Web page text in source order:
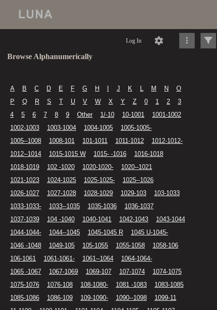
Log In
Browse Alphanumerically
A B C D E F G H J K L M N
O
P
Q R S T U V W X Y Z 0 1 2
3
4
5 6 7 8 9 Other 1/-10 10-1001
1001-1002
1002-1003
1003-1004 1004-1005
1005-1005-
1005--1008
1008-101 101-1011 1011-1012
1012-1012-
1012--1014
1015-1015 W 1015- -1016
1016-1018
1018-1019
102 -1020 1020-1020-
1020--1021
1021-1023
1024-1025 1025-1025-
1025--1026
1026-1027
1027-1028 1028-1029 1029-103
103-1033
1033-1033-
1033--1035 1035-1036
1036-1037
1037-1039
104 -1040 1040-1041 1042-1043
1043-1044
1044-1044-
1044--1045 1045-1045 R
1045 U-1045-
1046 -1048
1049-105 105-1055 1055-1058
1058-106
106-1061
1061-1061- 1061--1064
1064-1064-
1065 -1067
1067-1069 1069-107 107-1074
1074-1075
1075-1076
1076-108 108-1080- 1081 -1083
1083-1085
1085-1086
1086-109 109-1090- 1090--1098
1099-11